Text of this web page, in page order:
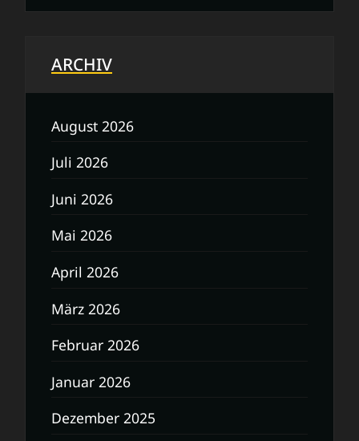
ARCHIV
August 2026
Juli 2026
Juni 2026
Mai 2026
April 2026
März 2026
Februar 2026
Januar 2026
Dezember 2025